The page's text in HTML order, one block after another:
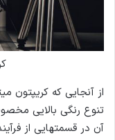
از آنجایی که کریپتون
تنوع رنگی بالایی
آن در قسمت­هایی از